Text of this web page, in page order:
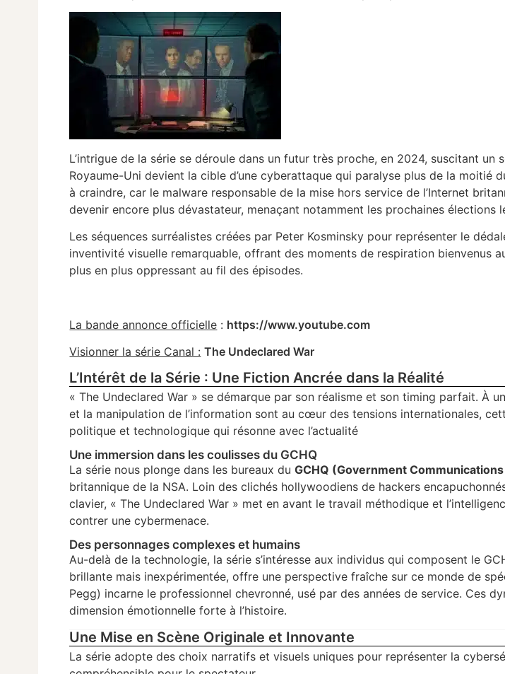
L’intrigue de la série se déroule dans un futur très proche, en 2024, suscitant un
Royaume-Uni devient la cible d’une cyberattaque qui paralyse plus de la moitié
à craindre, car le malware responsable de la mise hors service de l’Internet
devenir encore plus dévastateur, menaçant notamment les prochaines élections
Les séquences surréalistes créées par Peter Kosminsky pour représenter le
inventivité visuelle remarquable, offrant des moments de respiration bienvenus
plus en plus oppressant au fil des épisodes.
La bande annonce officielle : https://www.youtube.com
Visionner la série Canal : The Undeclared War
L’Intérêt de la Série : Une Fiction Ancrée dans la Réalité
« The Undeclared War » se démarque par son réalisme et son timing parfait. À
et la manipulation de l’information sont au cœur des tensions internationales,
politique et technologique qui résonne avec l’actualité
Une immersion dans les coulisses du GCHQ
La série nous plonge dans les bureaux duGCHQ (Government
britannique de la NSA. Loin des clichés hollywoodiens de hackers
clavier, « The Undeclared War » met en avant le travail méthodique et
contrer une cybermenace.
Des personnages complexes et humains
Au-delà de la technologie, la série s’intéresse aux individus qui composent le
brillante mais inexpérimentée, offre une perspective fraîche sur ce monde de
Pegg) incarne le professionnel chevronné, usé par des années de service. Ces
dimension émotionnelle forte à l’histoire.
Une Mise en Scène Originale et Innovante
La série adopte des choix narratifs et visuels uniques pour représenter la